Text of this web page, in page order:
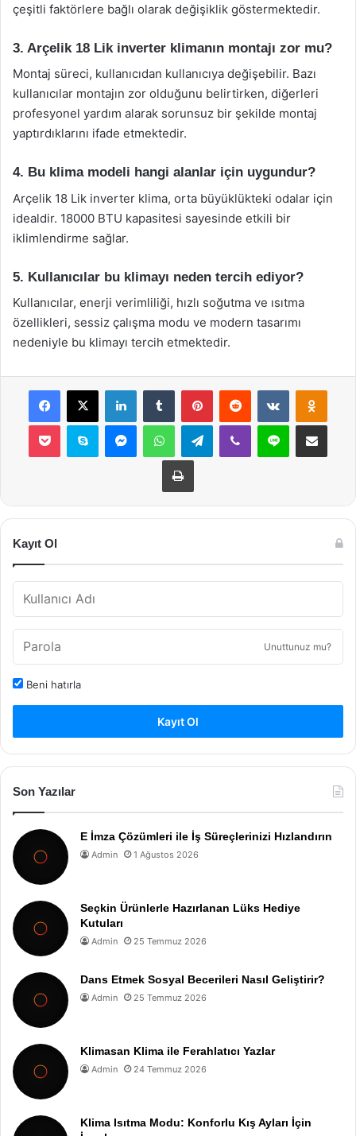
çeşitli faktörlere bağlı olarak değişiklik göstermektedir.
3. Arçelik 18 Lik inverter klimanın montajı zor mu?
Montaj süreci, kullanıcıdan kullanıcıya değişebilir. Bazı
kullanıcılar montajın zor olduğunu belirtirken, diğerleri
profesyonel yardım alarak sorunsuz bir şekilde montaj
yaptırdıklarını ifade etmektedir.
4. Bu klima modeli hangi alanlar için uygundur?
Arçelik 18 Lik inverter klima, orta büyüklükteki odalar için
idealdir. 18000 BTU kapasitesi sayesinde etkili bir
iklimlendirme sağlar.
5. Kullanıcılar bu klimayı neden tercih ediyor?
Kullanıcılar, enerji verimliliği, hızlı soğutma ve ısıtma
özellikleri, sessiz çalışma modu ve modern tasarımı
nedeniyle bu klimayı tercih etmektedir.
Facebook
X LinkedInTumblr PinterestReddit VKontakte
Pocket Skype MessengerWhatsAppTelegramViber Line E-Posta ile
Yazdır
Kayıt Ol
Unuttunuz mu?
Beni hatırla
Kayıt Ol
Son Yazılar
E İmza Çözümleri ile İş Süreçlerinizi Hızlandırın
Admin 1 Ağustos 2026
Seçkin Ürünlerle Hazırlanan Lüks Hediye
Kutuları
Admin 25 Temmuz 2026
Dans Etmek Sosyal Becerileri Nasıl Geliştirir?
Admin 25 Temmuz 2026
Klimasan Klima ile Ferahlatıcı Yazlar
Admin 24 Temmuz 2026
Klima Isıtma Modu: Konforlu Kış Ayları İçin